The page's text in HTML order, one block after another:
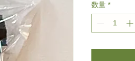
数量 *